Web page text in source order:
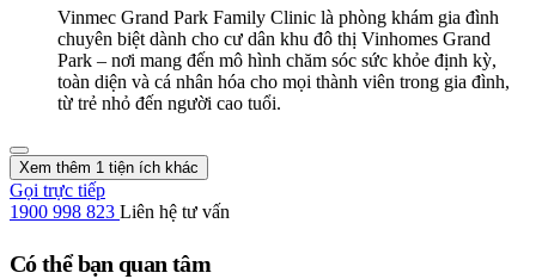
Vinmec Grand Park Family Clinic là phòng khám gia đình
chuyên biệt dành cho cư dân khu đô thị Vinhomes Grand
Park – nơi mang đến mô hình chăm sóc sức khỏe định kỳ,
toàn diện và cá nhân hóa cho mọi thành viên trong gia đình,
từ trẻ nhỏ đến người cao tuổi.
Xem thêm 1 tiện ích khác
Gọi trực tiếp
1900 998 823 Liên hệ tư vấn
Có thể bạn quan tâm